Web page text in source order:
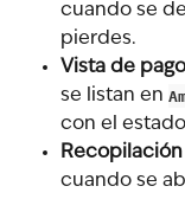
cuando se
pierdes.
Vista de
se listan en
con el
cuando se